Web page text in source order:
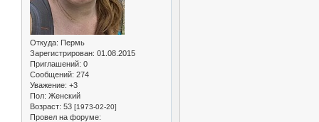
Откуда: Пермь
Зарегистрирован: 01.08.2015
Приглашений: 0
Сообщений: 274
Уважение: +3
Пол: Женский
Возраст: 53 [1973-02-20]
Провел на форуме: